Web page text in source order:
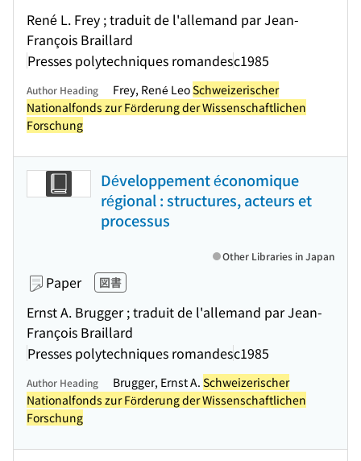
René L. Frey ; traduit de l'allemand par Jean-
François Braillard
Presses polytechniques romandesc1985
Author Heading Frey, René LeoSchweizerischer
Nationalfonds zur Förderung der Wissenschaftlichen
Forschung
Développement économique
régional : structures, acteurs et
processus
Paper 図書
Ernst A. Brugger ; traduit de l'allemand par Jean-
François Braillard
Presses polytechniques romandesc1985
Other Libraries in Japan
Author Heading Brugger, Ernst A. Schweizerischer
Nationalfonds zur Förderung der Wissenschaftlichen
Forschung